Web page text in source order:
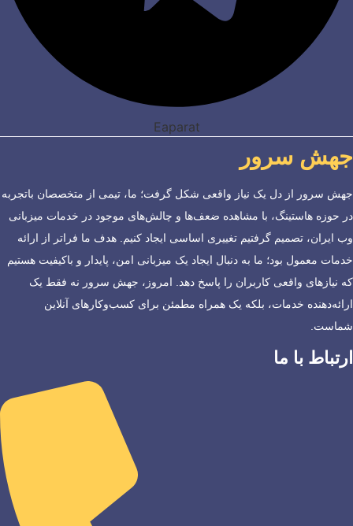
Eaparat
جهش سرور
جهش سرور از دل یک نیاز واقعی شکل گرفت؛ ما، تیمی از متخصصان باتجربه
در حوزه هاستینگ، با مشاهده ضعف‌ها و چالش‌های موجود در خدمات میزبانی
وب ایران، تصمیم گرفتیم تغییری اساسی ایجاد کنیم. هدف ما فراتر از ارائه
خدمات معمول بود؛ ما به دنبال ایجاد یک میزبانی امن، پایدار و باکیفیت هستیم
که نیازهای واقعی کاربران را پاسخ دهد. امروز، جهش سرور نه فقط یک
ارائه‌دهنده خدمات، بلکه یک همراه مطمئن برای کسب‌وکارهای آنلاین
شماست.
ارتباط با ما